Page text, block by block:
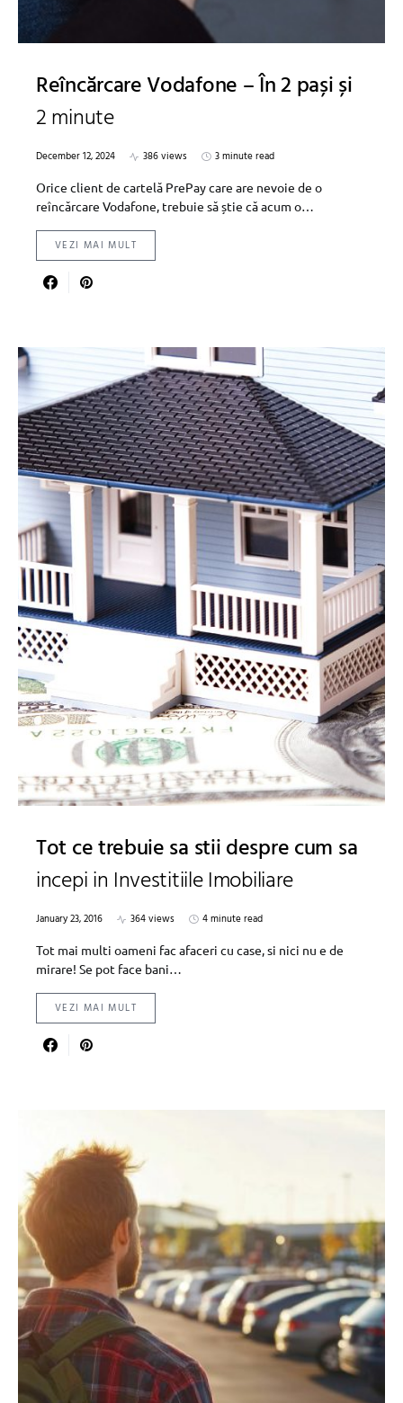
Reîncărcare Vodafone – În 2 pași și
2 minute
December 12, 2024 386 views
3 minute read
Orice client de cartelă PrePay care are nevoie de o
reîncărcare Vodafone, trebuie să știe că acum o…
VEZI MAI MULT
Tot ce trebuie sa stii despre cum sa
incepi in Investitiile Imobiliare
January 23, 2016 364 views
4 minute read
Tot mai multi oameni fac afaceri cu case, si nici nu e de
mirare! Se pot face bani…
VEZI MAI MULT